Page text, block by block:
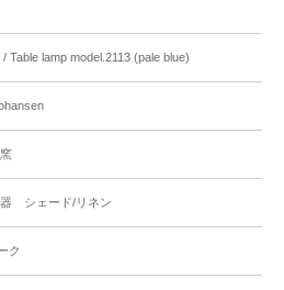
/ Table lamp model.2113 (pale blue)
シェード/リネン
ク